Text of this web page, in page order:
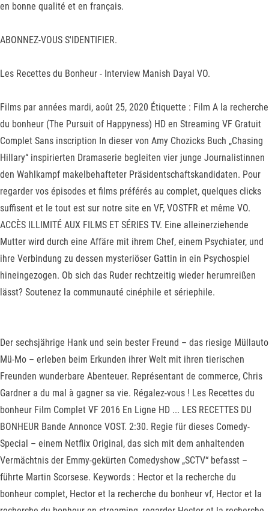
en bonne qualité et en français.
ABONNEZ-VOUS S'IDENTIFIER.
Les Recettes du Bonheur - Interview Manish Dayal VO.
Films par années mardi, août 25, 2020 Étiquette : Film A la recherche
du bonheur (The Pursuit of Happyness) HD en Streaming VF Gratuit
Complet Sans inscription In dieser von Amy Chozicks Buch „Chasing
Hillary“ inspirierten Dramaserie begleiten vier junge Journalistinnen
den Wahlkampf makelbehafteter Präsidentschaftskandidaten. Pour
regarder vos épisodes et films préférés au complet, quelques clicks
suffisent et le tout est sur notre site en VF, VOSTFR et même VO.
ACCÈS ILLIMITÉ AUX FILMS ET SÉRIES TV. Eine alleinerziehende
Mutter wird durch eine Affäre mit ihrem Chef, einem Psychiater, und
ihre Verbindung zu dessen mysteriöser Gattin in ein Psychospiel
hineingezogen. Ob sich das Ruder rechtzeitig wieder herumreißen
lässt? Soutenez la communauté cinéphile et sériephile.
Der sechsjährige Hank und sein bester Freund – das riesige Müllauto
Mü-Mo – erleben beim Erkunden ihrer Welt mit ihren tierischen
Freunden wunderbare Abenteuer. Représentant de commerce, Chris
Gardner a du mal à gagner sa vie. Régalez-vous ! Les Recettes du
bonheur Film Complet VF 2016 En Ligne HD ... LES RECETTES DU
BONHEUR Bande Annonce VOST. 2:30. Regie für dieses Comedy-
Special – einem Netflix Original, das sich mit dem anhaltenden
Vermächtnis der Emmy-gekürten Comedyshow „SCTV“ befasst –
führte Martin Scorsese. Keywords : Hector et la recherche du
bonheur complet, Hector et la recherche du bonheur vf, Hector et la